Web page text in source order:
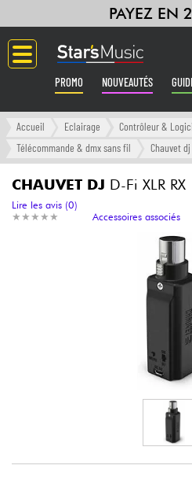
PAYEZ EN
PROMO NOUVEAUTÉS
Langue
Amplis & Effets
Synthés & Sampleurs
Accueil Eclairage
Contrôleur &
Télécommande & dmx sans fil
Chauvet dj
CHAUVET DJ D-Fi XLR RX
★ ★ ★ ★ ★
★ ★ ★ ★ ★
Lire les avis (0)
Accessoires associés